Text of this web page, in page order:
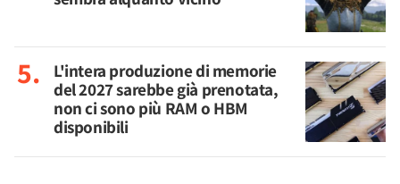
L'intera produzione di memorie
del 2027 sarebbe già prenotata,
non ci sono più RAM o HBM
disponibili